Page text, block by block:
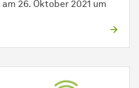
26. Oktober 2021 um